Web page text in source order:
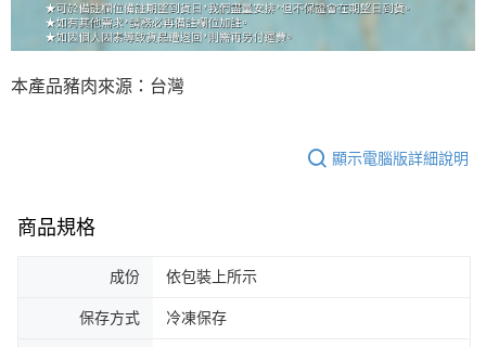
本產品豬肉來源：台灣
顯示電腦版詳細說明
商品規格
成份 依包裝上所示
保存方式 冷凍保存